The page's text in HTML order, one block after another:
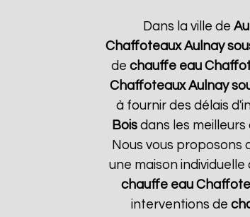
Dans la ville de
Chaffoteaux Aulnay
de chauffe eau
Chaffoteaux Aulnay
à fournir des délais
Bois dans les
Nous vous proposons
une maison
chauffe eau
interventions de